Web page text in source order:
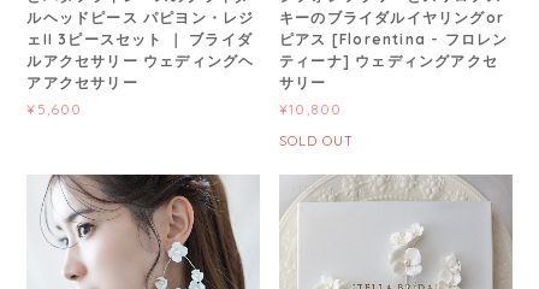
ルヘッドピース パピヨン・レジ
ェII 3ピースセット ｜ ブライダ
ルアクセサリー ウェディングヘ
アアクセサリー
¥5,600
キーのブライダルイヤリングor
ピアス [Florentina - フロレン
ティーナ] ウェディングアクセ
サリー
¥10,800
SOLD OUT